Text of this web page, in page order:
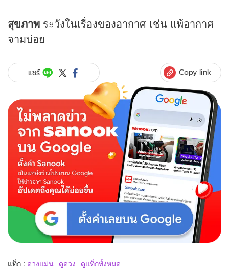
สุขภาพ ระวังในเรื่องของอากาศ เช่น แพ้อากาศ
จามบ่อย
แชร์ Copy link
แท็ก : ดวงแม่น ดูดวง ดูแท็กทั้งหมด